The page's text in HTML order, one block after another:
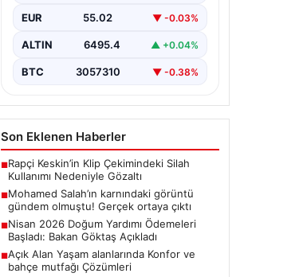
EUR 55.02 ▼ -0.03%
ALTIN 6495.4 ▲ +0.04%
BTC 3057310 ▼ -0.38%
Son Eklenen Haberler
■Rapçi Keskin’in Klip Çekimindeki Silah
Kullanımı Nedeniyle Gözaltı
■Mohamed Salah’ın karnındaki görüntü
gündem olmuştu! Gerçek ortaya çıktı
■Nisan 2026 Doğum Yardımı Ödemeleri
Başladı: Bakan Göktaş Açıkladı
■Açık Alan Yaşam alanlarında Konfor ve
bahçe mutfağı Çözümleri